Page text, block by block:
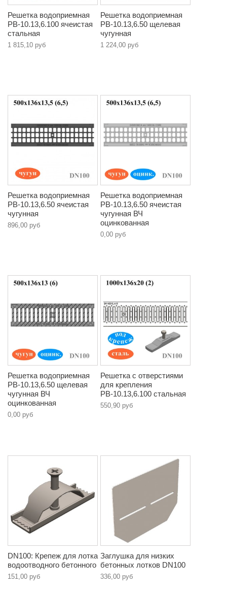
Решетка водоприемная
РВ-10.13,6.100 ячеистая
стальная
1 815,10 руб
Решетка водоприемная
РВ-10.13,6.50 щелевая
чугунная
1 224,00 руб
Решетка водоприемная
РВ-10.13,6.50 ячеистая
чугунная
896,00 руб
Решетка водоприемная
РВ-10.13,6.50 ячеистая
чугунная ВЧ
оцинкованная
0,00 руб
Решетка водоприемная
РВ-10.13,6.50 щелевая
чугунная ВЧ
оцинкованная
0,00 руб
Решетка с отверстиями
для крепления
РВ-10.13,6.100 стальная
550,90 руб
DN100: Крепеж для лотка
водоотводного бетонного
151,00 руб
Заглушка для низких
бетонных лотков DN100
336,00 руб